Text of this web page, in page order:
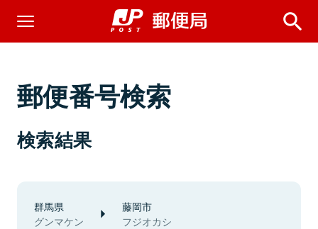
郵便番号検索
検索結果
群馬県
グンマケン
藤岡市
フジオカシ